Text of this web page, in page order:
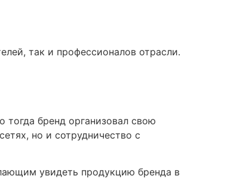
так и профессионалов отрасли.
бренд организовал свою
но и сотрудничество с
увидеть продукцию бренда в